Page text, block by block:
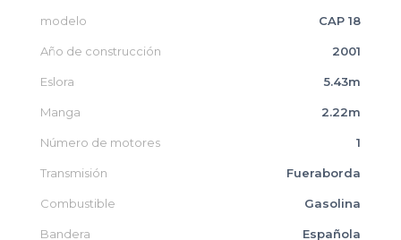
modelo CAP 18
Año de construcción 2001
Eslora 5.43m
Manga 2.22m
Número de motores 1
Transmisión Fueraborda
Combustible Gasolina
Bandera Española